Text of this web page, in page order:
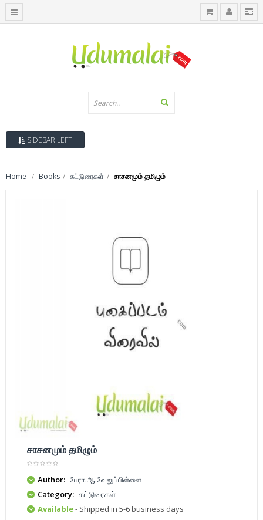
SIDEBAR LEFT
Home Books கட்டுரைகள் சாசனமும் தமிழும்
சாசனமும் தமிழும்
Author: பேரா.ஆ.வேலுப்பிள்ளை
Category: கட்டுரைகள்
Available- Shipped in 5-6 business days